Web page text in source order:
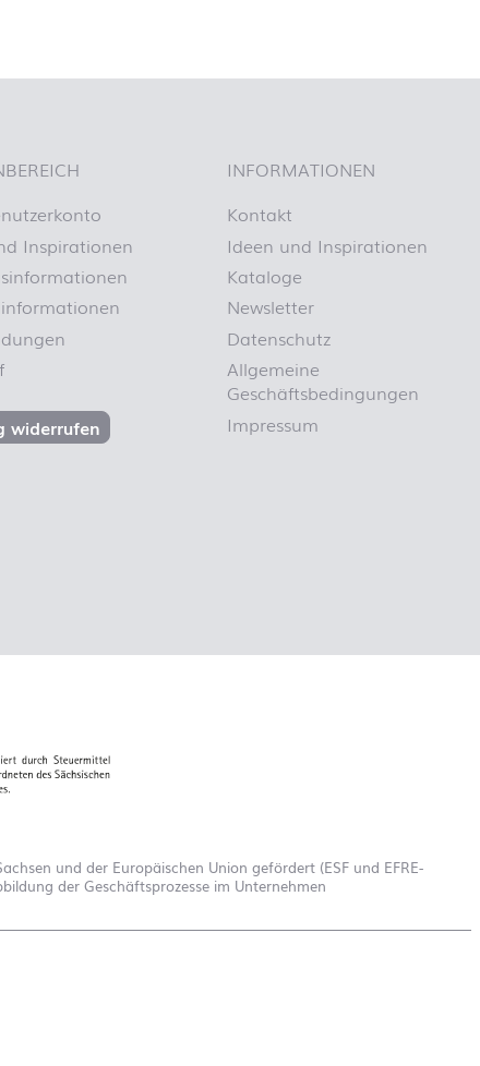
Klemmbausteine
Schulanfang
Piraten
Inspirationen
widerrufen
INFORMATIONEN
Kontakt
Ideen und Inspirationen
Kataloge
Newsletter
Datenschutz
Allgemeine
Geschäftsbedingungen
Impressum
und der Europäischen Union gefördert (ESF und EFRE-
der Geschäftsprozesse im Unternehmen